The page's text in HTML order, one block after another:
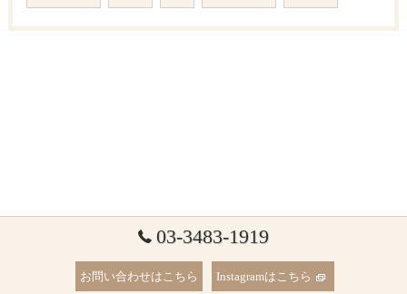
03-3483-1919
お問い合わせはこちら Instagramはこちら